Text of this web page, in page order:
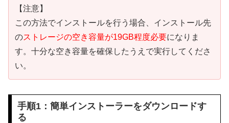
【注意】
この方法でインストールを行う場合、インストール先
のストレージの空き容量が19GB程度必要になりま
す。十分な空き容量を確保したうえで実行してくださ
い。
手順1：簡単インストーラーをダウンロードす
る